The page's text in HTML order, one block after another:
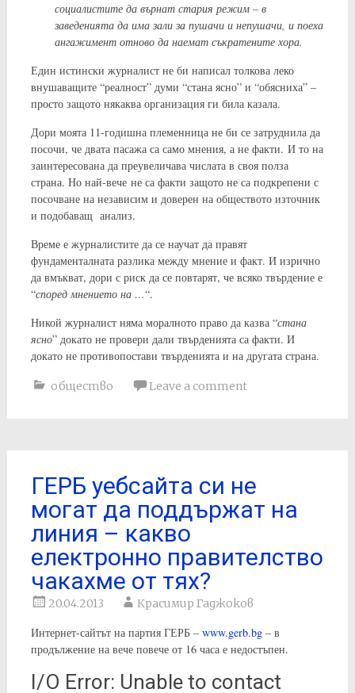
социалистите да върнат стария режим – в
заведенията да има зали за пушачи и непушачи, и поеха
ангажимент отново да наемат съкратените хора.
Един истински журналист не би написал толкова леко
внушаващите “реалност” думи “стана ясно” и “обясниха” –
просто защото някаква организация ги била казала.
Дори моята 11-годишна племенница не би се затруднила да
посочи, че двата пасажа са само мнения, а не факти. И то на
заинтересована да преувеличава числата в своя полза
страна. Но най-вече не са факти защото не са подкрепени с
посочване на независим и доверен на обществото източник
и подобаващ анализ.
Време е журналистите да се научат да правят
фундаменталната разлика между мнение и факт. И изрично
да вмъкват, дори с риск да се повтарят, че всяко твърдение е
“според мнението на …“.
Никой журналист няма моралното право да казва “стана
ясно” докато не провери дали твърденията са факти. И
докато не противопостави твърденията и на другата страна.
общество Leave a comment
ГЕРБ уебсайта си не
могат да поддържат на
линия – какво
електронно правителство
чакахме от тях?
20.04.2013 Красимир Гаджоков
Интернет-сайтът на партия ГЕРБ – www.gerb.bg– в
продължение на вече повече от 16 часа е недостъпен.
I/O Error: Unable to contact